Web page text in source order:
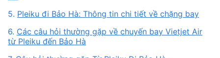
5. Pleiku đi Bảo Hà: Thông tin chi tiết về chặng bay
6. Các câu hỏi thường gặp về chuyến bay Vietjet Air
từ Pleiku đến Bảo Hà